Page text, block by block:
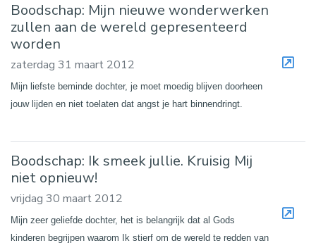
Boodschap: Mijn nieuwe wonderwerken
zullen aan de wereld gepresenteerd
worden
zaterdag 31 maart 2012
Mijn liefste beminde dochter, je moet moedig blijven doorheen
jouw lijden en niet toelaten dat angst je hart binnendringt.
Boodschap: Ik smeek jullie. Kruisig Mij
niet opnieuw!
vrijdag 30 maart 2012
Mijn zeer geliefde dochter, het is belangrijk dat al Gods
kinderen begrijpen waarom Ik stierf om de wereld te redden van